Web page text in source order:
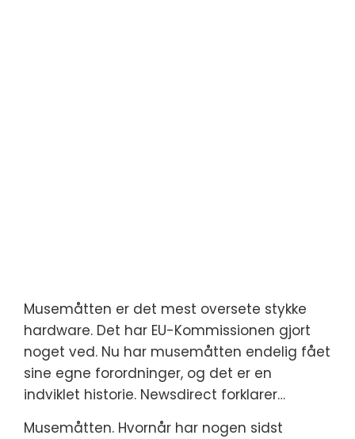
Musemåtten er det mest oversete stykke
hardware. Det har EU-Kommissionen gjort
noget ved. Nu har musemåtten endelig fået
sine egne forordninger, og det er en
indviklet historie. Newsdirect forklarer…
Musemåtten. Hvornår har nogen sidst